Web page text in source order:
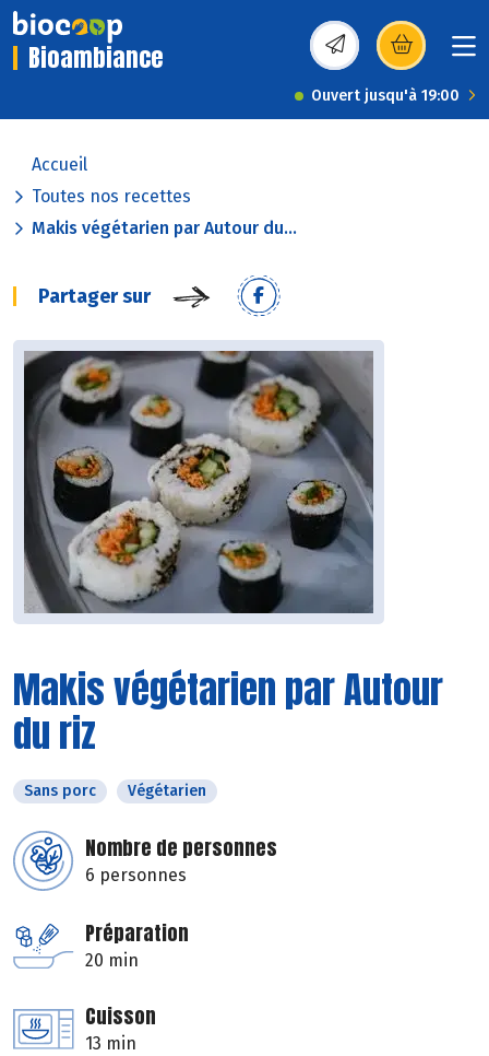
Bioambiance (s’ouvre dans une
Ouvert jusqu'à 19:00
Accueil
Toutes nos recettes
Makis végétarien par Autour du...
Partager sur
Makis végétarien par Autour
du riz
Sans porc Végétarien
Nombre de personnes
6 personnes
Préparation
20 min
Cuisson
13 min